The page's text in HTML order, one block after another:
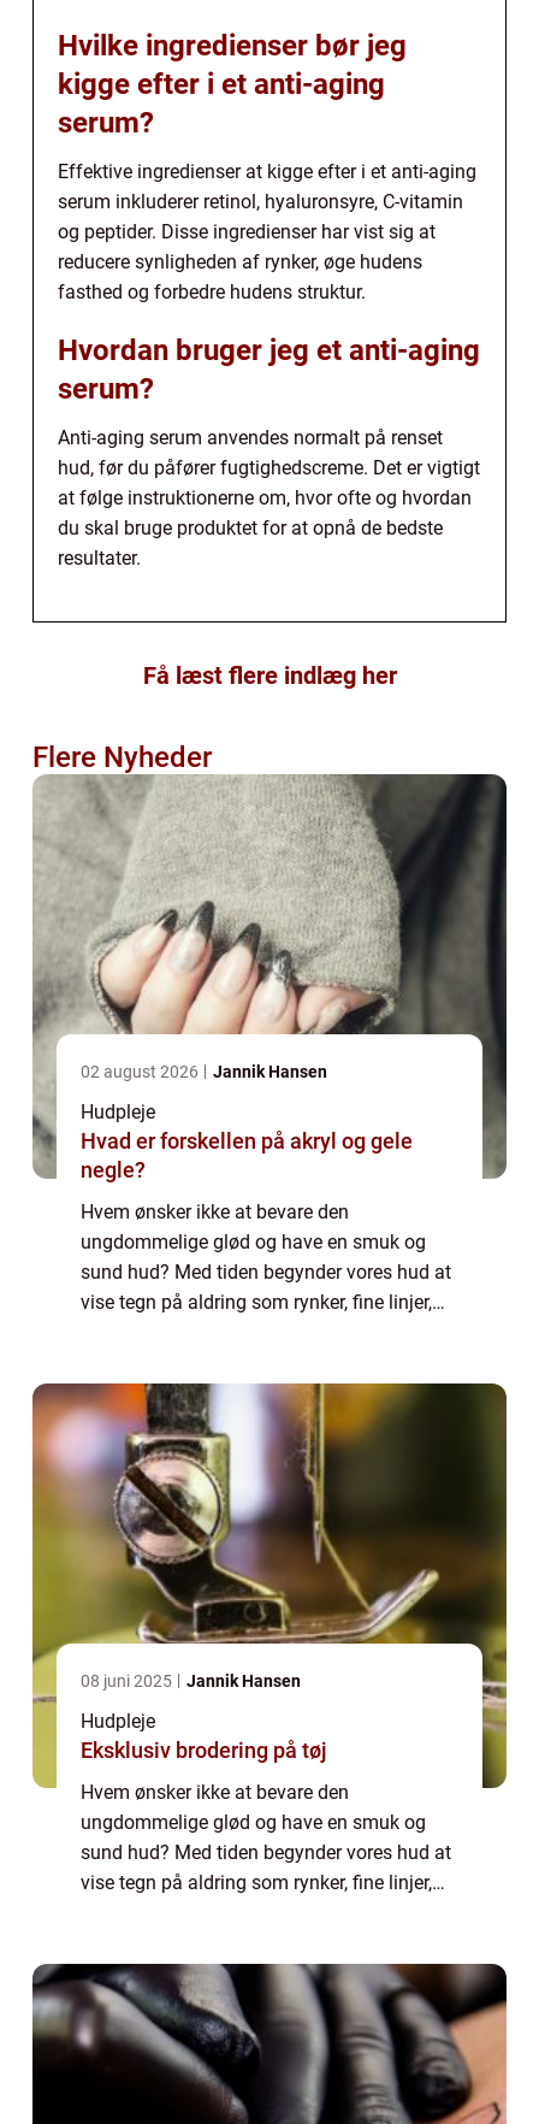
Hvilke ingredienser bør jeg
kigge efter i et anti-aging
serum?
Effektive ingredienser at kigge efter i et anti-aging
serum inkluderer retinol, hyaluronsyre, C-vitamin
og peptider. Disse ingredienser har vist sig at
reducere synligheden af rynker, øge hudens
fasthed og forbedre hudens struktur.
Hvordan bruger jeg et anti-aging
serum?
Anti-aging serum anvendes normalt på renset
hud, før du påfører fugtighedscreme. Det er vigtigt
at følge instruktionerne om, hvor ofte og hvordan
du skal bruge produktet for at opnå de bedste
resultater.
Få læst flere indlæg her
Flere Nyheder
02 august 2026 Jannik Hansen
Hudpleje
Hvad er forskellen på akryl og gele
negle?
Hvem ønsker ikke at bevare den
ungdommelige glød og have en smuk og
sund hud? Med tiden begynder vores hud at
vise tegn på aldring som rynker, fine linjer,
skønhedsindus...
08 juni 2025 Jannik Hansen
Hudpleje
Eksklusiv brodering på tøj
Hvem ønsker ikke at bevare den
ungdommelige glød og have en smuk og
sund hud? Med tiden begynder vores hud at
vise tegn på aldring som rynker, fine linjer,
skønhedsindus...